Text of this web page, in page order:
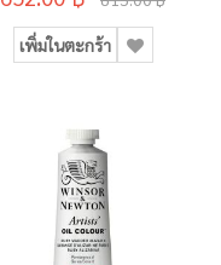
เพิ่มในตะกร้า